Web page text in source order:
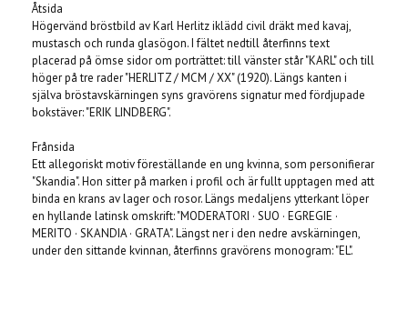
Åtsida
Högervänd bröstbild av Karl Herlitz iklädd civil dräkt med kavaj,
mustasch och runda glasögon. I fältet nedtill återfinns text
placerad på ömse sidor om porträttet: till vänster står "KARL" och till
höger på tre rader "HERLITZ / MCM / XX" (1920). Längs kanten i
själva bröstavskärningen syns gravörens signatur med fördjupade
bokstäver: "ERIK LINDBERG".
Frånsida
Ett allegoriskt motiv föreställande en ung kvinna, som personifierar
"Skandia". Hon sitter på marken i profil och är fullt upptagen med att
binda en krans av lager och rosor. Längs medaljens ytterkant löper
en hyllande latinsk omskrift: "MODERATORI · SUO · EGREGIE ·
MERITO · SKANDIA · GRATA". Längst ner i den nedre avskärningen,
under den sittande kvinnan, återfinns gravörens monogram: "EL".